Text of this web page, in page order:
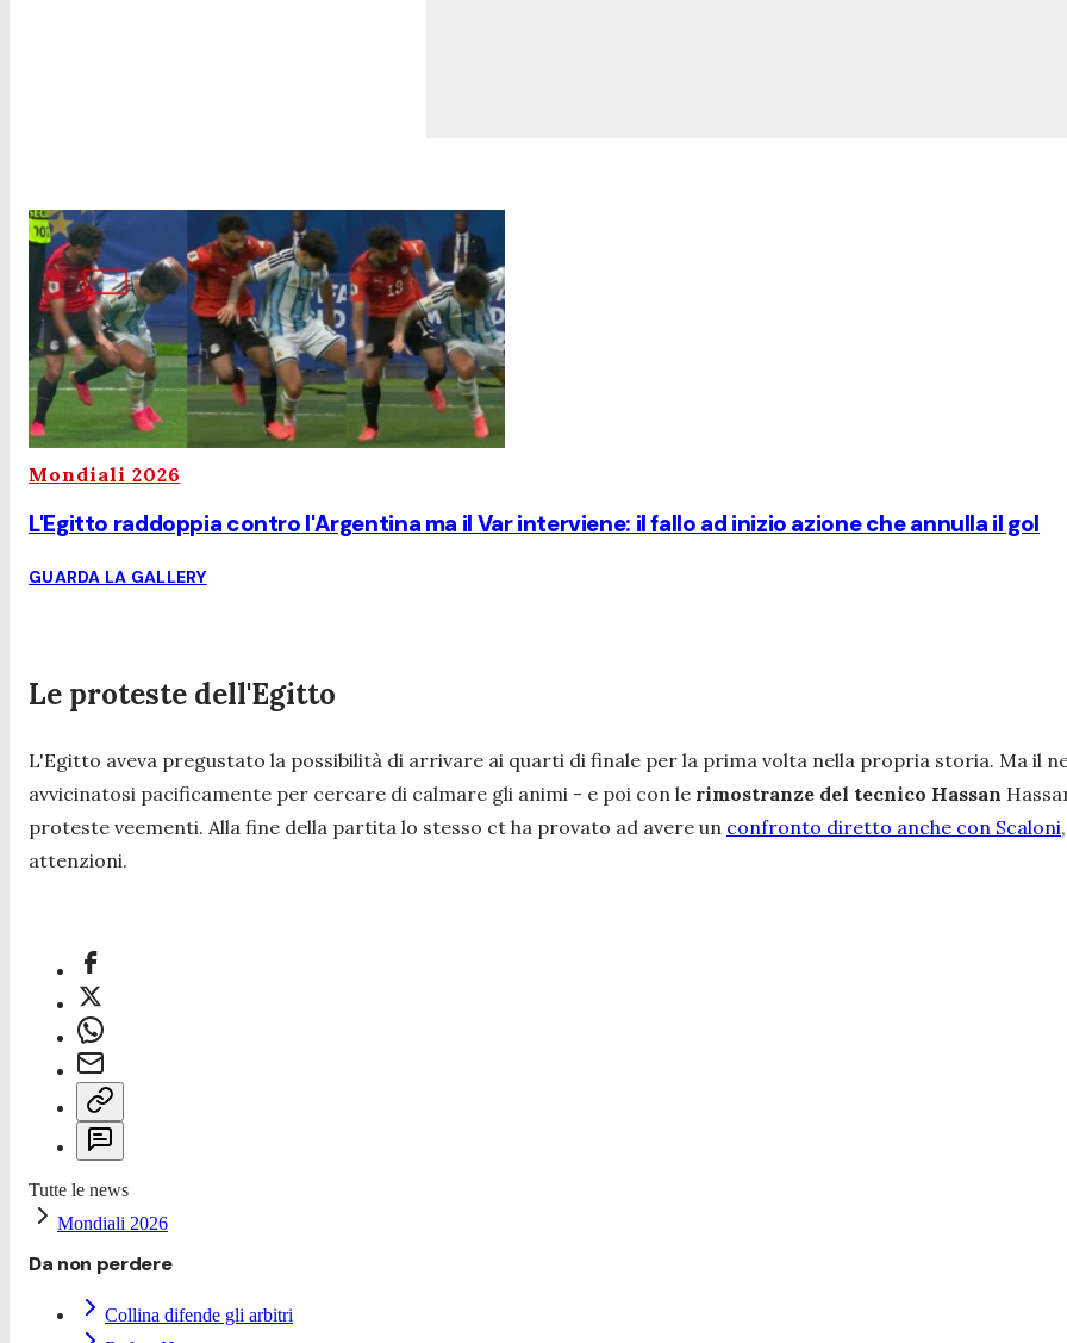
Mondiali 2026
L'Egitto raddoppia contro l'Argentina ma il Var interviene: il fallo ad inizio azione che annulla il gol
GUARDA LA GALLERY
Le proteste dell'Egitto
L'Egitto aveva pregustato la possibilità di arrivare ai quarti di finale per la prima volta nella propria storia. Ma il
avvicinatosi pacificamente per cercare di calmare gli animi - e poi con le rimostranze del tecnico Hassan
proteste veementi. Alla fine della partita lo stesso ct ha provato ad avere un confronto diretto anche con Scaloni
attenzioni.
Tutte le news
Mondiali 2026
Da non perdere
Collina difende gli arbitri